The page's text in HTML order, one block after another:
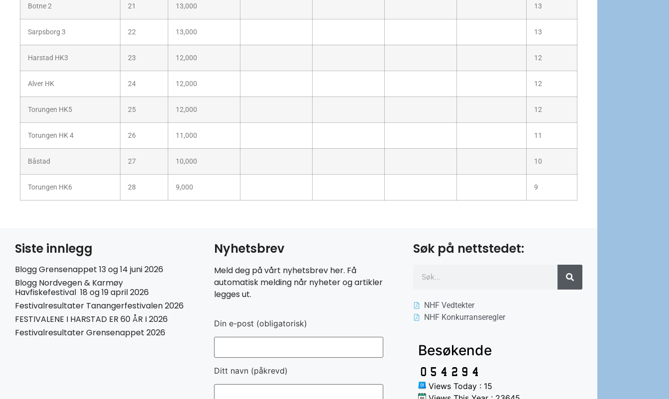
Botne 2 21 13,000 13
Sarpsborg 3 22 13,000 13
Harstad HK3 23 12,000 12
Alver HK 24 12,000 12
Torungen HK5 25 12,000 12
Torungen HK 4 26 11,000 11
Båstad 27 10,000 10
Torungen HK6 28 9,000 9
Siste innlegg
Blogg Grensenappet 13 og 14 juni 2026
Blogg Nordvegen & Karmøy
Havfiskefestival 18 og 19 april 2026
Festivalresultater Tanangerfestivalen 2026
FESTIVALENE I HARSTAD ER 60 ÅR I 2026
Festivalresultater Grensenappet 2026
Nyhetsbrev
Meld deg på vårt nyhetsbrev her. Få
automatisk melding når nyheter og artikler
legges ut.
Din e-post (obligatorisk)
Ditt navn (påkrevd)
Søk på nettstedet:
NHF Vedtekter
NHF Konkurranseregler
Besøkende
Views Today : 15